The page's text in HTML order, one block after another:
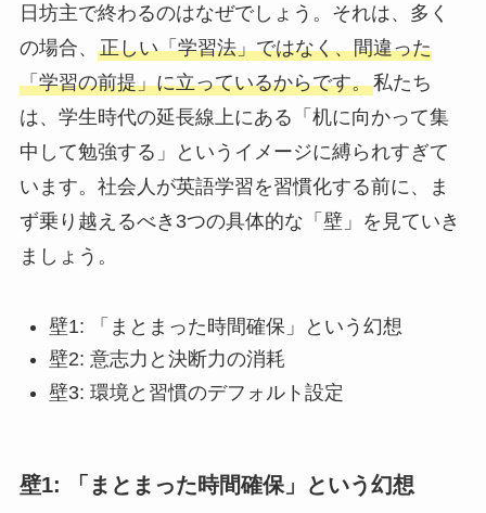
日坊主で終わるのはなぜでしょう。それは、多く
の場合、 正しい「学習法」ではなく、間違った
「学習の前提」に立っているからです。私たち
は、学生時代の延長線上にある「机に向かって集
中して勉強する」というイメージに縛られすぎて
います。社会人が英語学習を習慣化する前に、ま
ず乗り越えるべき3つの具体的な「壁」を見ていき
ましょう。
壁1: 「まとまった時間確保」という幻想
壁2: 意志力と決断力の消耗
壁3: 環境と習慣のデフォルト設定
壁1: 「まとまった時間確保」という幻想